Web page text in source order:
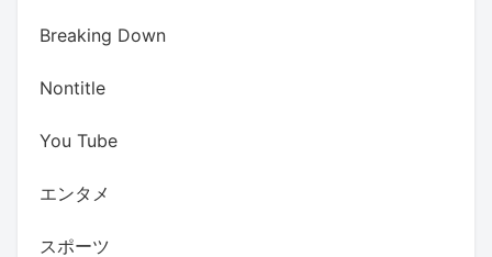
Breaking Down
Nontitle
You Tube
エンタメ
スポーツ